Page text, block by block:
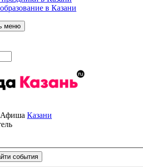
в Казани
меню
Афиша Казани